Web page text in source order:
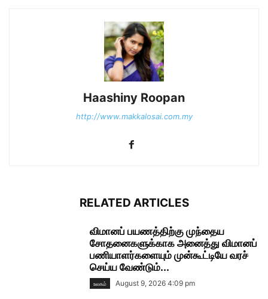
Haashiny Roopan
http://www.makkalosai.com.my
RELATED ARTICLES
விமானப் பயணத்திற்கு முந்தைய
சோதனைகளுக்காக அனைத்து விமானப்
பணியாளர்களையும் முன்கூட்டியே வரச்
செய்ய வேண்டும்...
உலகம் August 9, 2026 4:09 pm